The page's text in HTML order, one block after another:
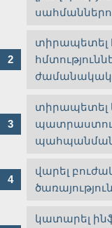
տիրապետել
տիրապետել
վարել
կատարել